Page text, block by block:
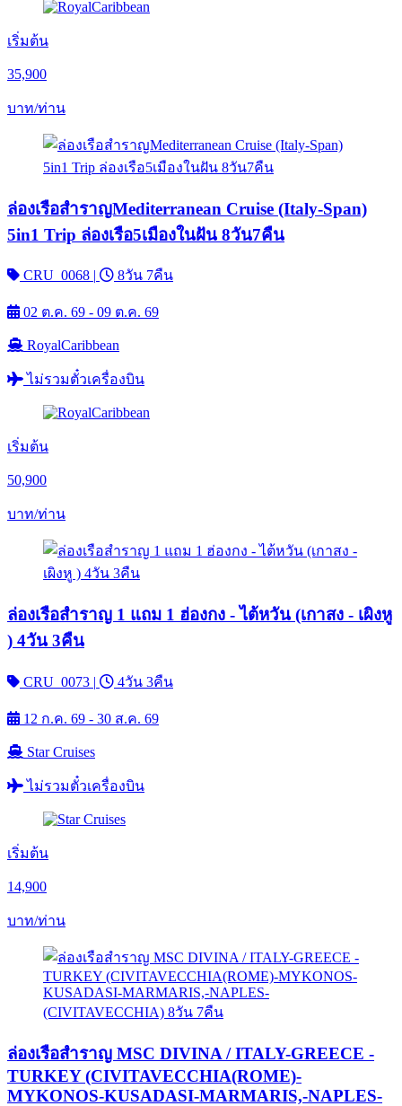
เริ่มต้น
35,900
บาท/ท่าน
ล่องเรือสำราญMediterranean Cruise (Italy-Span)
5in1 Trip ล่องเรือ5เมืองในฝัน 8วัน7คืน
CRU_0068 | 8วัน 7คืน
02 ต.ค. 69 - 09 ต.ค. 69
RoyalCaribbean
ไม่รวมตั๋วเครื่องบิน
เริ่มต้น
50,900
บาท/ท่าน
ล่องเรือสำราญ 1 แถม 1 ฮ่องกง - ไต้หวัน (เกาสง - เผิงหู
) 4วัน 3คืน
CRU_0073 | 4วัน 3คืน
12 ก.ค. 69 - 30 ส.ค. 69
Star Cruises
ไม่รวมตั๋วเครื่องบิน
เริ่มต้น
14,900
บาท/ท่าน
ล่องเรือสำราญ MSC DIVINA / ITALY-GREECE -
TURKEY (CIVITAVECCHIA(ROME)-
MYKONOS-KUSADASI-MARMARIS,-NAPLES-